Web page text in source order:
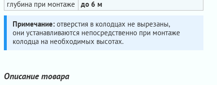
глубина при монтаже
до 6 м
Примечание: отверстия в колодцах не вырезаны,
они устанавливаются непосредственно при монтаже
колодца на необходимых высотах.
Описание товара